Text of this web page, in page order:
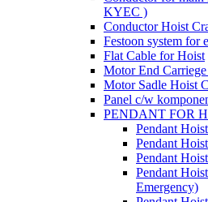
KYEC )
Conductor Hoist
Festoon system for
Flat Cable for Hoist
Motor End
Motor Sadle Hoist
Panel c/w
PENDANT FOR
Pendant
Pendant
Pendant
Pendant
Emergency)